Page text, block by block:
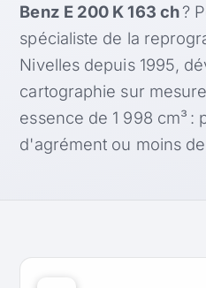
Benz E 200 K 163 ch?
spécialiste de la
Nivelles depuis 1995,
cartographie sur
essence de 1 998 cm³ :
d'agrément ou moins